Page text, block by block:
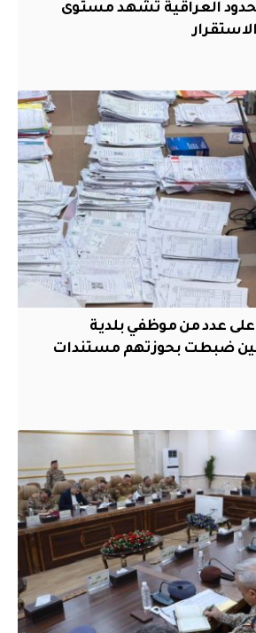
الحدود العراقية تشهد مستوى
عدد من موظفي بلدية
ضبطت بحوزتهم مستندات